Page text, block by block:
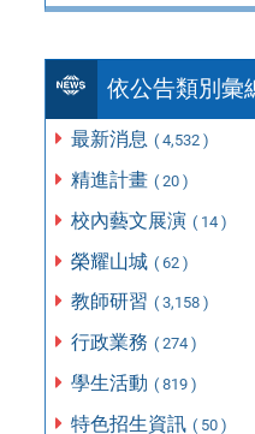
依公告類別彙
最新消息 ( 4,532 )
精進計畫 ( 20 )
校內藝文展演 ( 14 )
榮耀山城 ( 62 )
教師研習 ( 3,158 )
行政業務 ( 274 )
學生活動 ( 819 )
特色招生資訊 ( 50 )